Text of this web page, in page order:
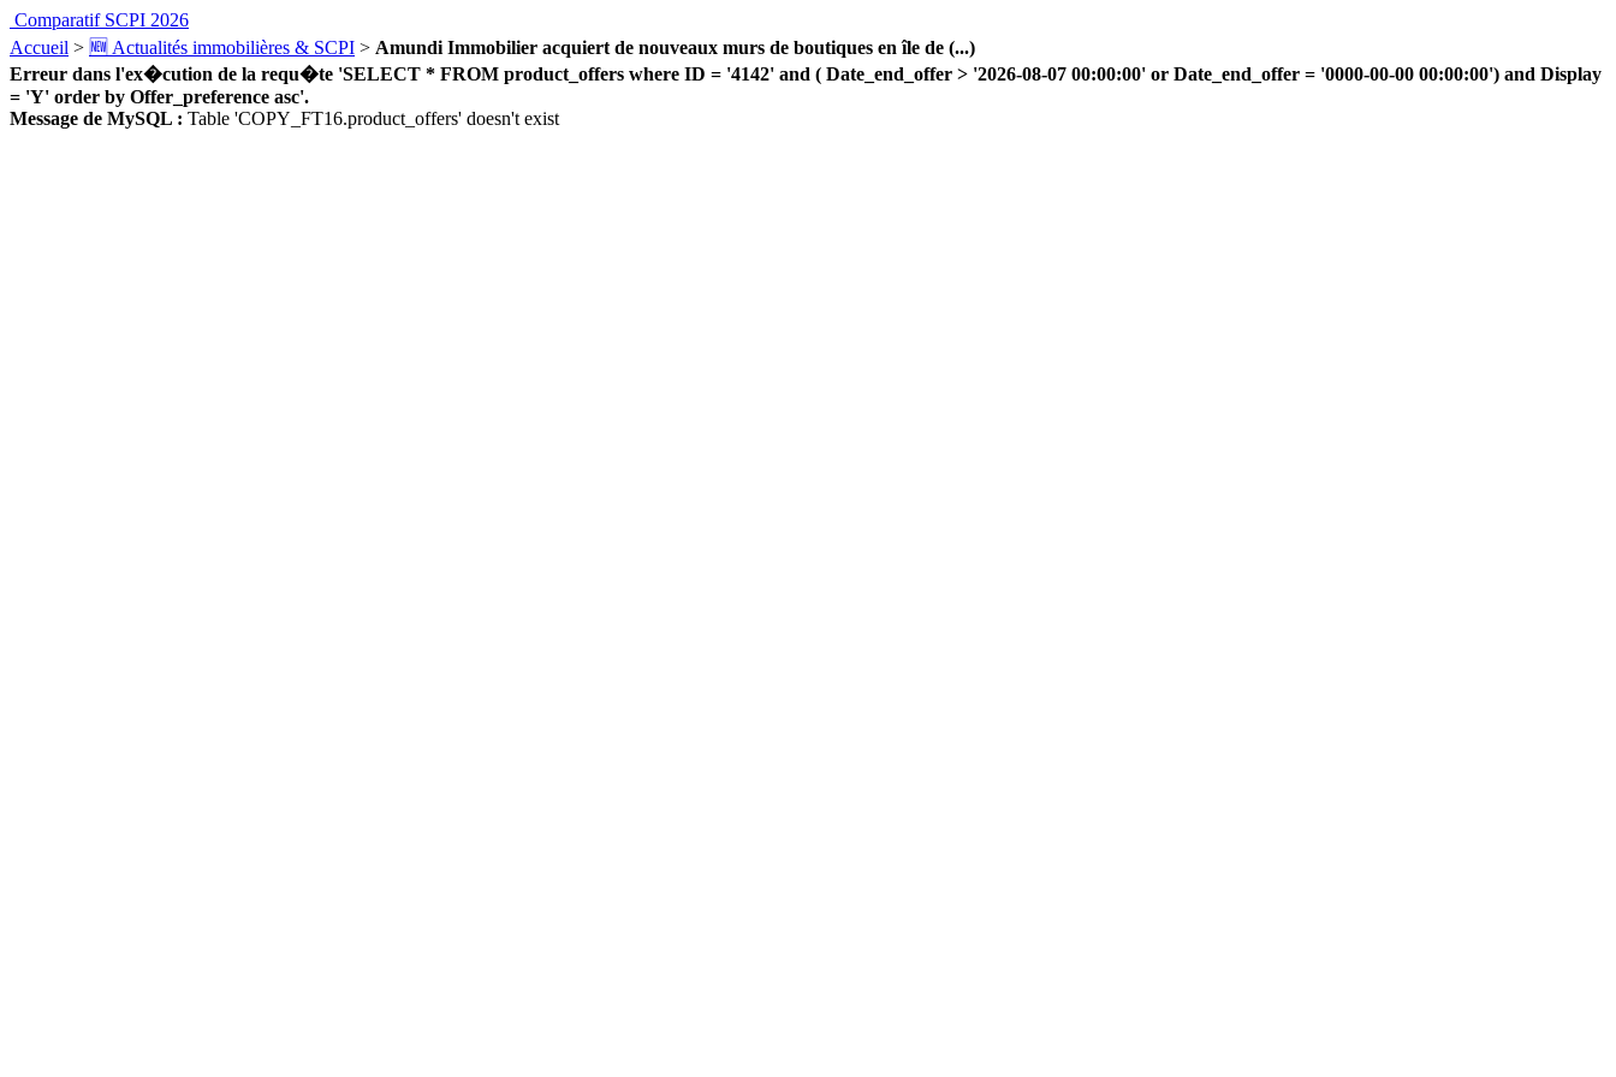
Comparatif SCPI 2026
Accueil > 🆕 Actualités immobilières & SCPI > Amundi Immobilier acquiert de nouveaux murs de boutiques en île de (...)
Erreur dans l'ex�cution de la requ�te 'SELECT * FROM product_offers where ID = '4142' and ( Date_end_offer > '2026-08-07 00:00:00' or Date_end_offer = '0000-00-00 00:00:00') and Display
= 'Y' order by Offer_preference asc'.
Message de MySQL : Table 'COPY_FT16.product_offers' doesn't exist